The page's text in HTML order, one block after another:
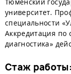
университет.
специальности
Аккредитация по
диагностика»
Стаж